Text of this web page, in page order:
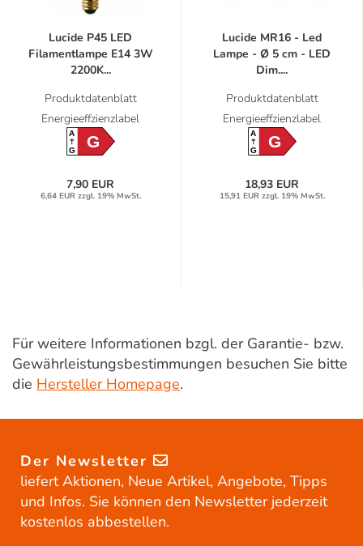
Lucide P45 LED
Filamentlampe E14 3W
2200K...
Produktdatenblatt
Energieeffzienzlabel
A
GG
7,90 EUR
6,64 EUR zzgl. 19% MwSt.
Lucide MR16 - Led
Lampe - Ø 5 cm - LED
Dim....
Produktdatenblatt
Energieeffzienzlabel
A
GG
18,93 EUR
15,91 EUR zzgl. 19% MwSt.
Für weitere Informationen bzgl. der Garantie- bzw.
Gewährleistungsbestimmungen besuchen Sie bitte
die Hersteller Homepage.
Der Newsletter
liefert Aktionen, Neue Artikel, Angebote, Tipps
und Infos. Sie können den Newsletter jederzeit
kostenlos abbestellen.